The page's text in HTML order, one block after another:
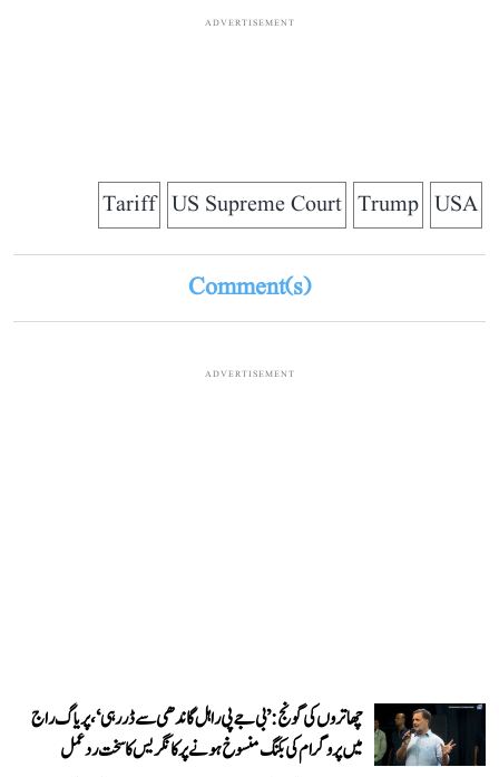
ADVERTISEMENT
USA
Trump
US Supreme Court
Tariff
Comment(s)
ADVERTISEMENT
چھاتروں کی گونج: ’بی جے پی راہل گاندھی سے ڈر رہی‘، پریاگ راج
میں پروگرام کی بکنگ منسوخ ہونے پر کانگریس کا سخت ردعمل